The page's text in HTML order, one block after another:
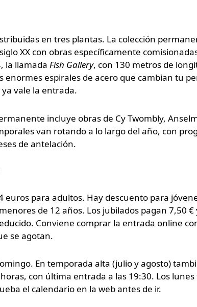
en tres plantas. La colección
XX con obras específicamente
la llamada Fish Gallery, con 130 metros de
enormes espirales de acero que cambian tu
vale la entrada.
incluye obras de Cy Twombly,
van rotando a lo largo del año, con
de antelación.
para adultos. Hay descuento para
de 12 años. Los jubilados pagan 7,50 €
Conviene comprar la entrada online
se agotan.
En temporada alta (julio y agosto)
con última entrada a las 19:30. Los
el calendario en la web antes de ir.